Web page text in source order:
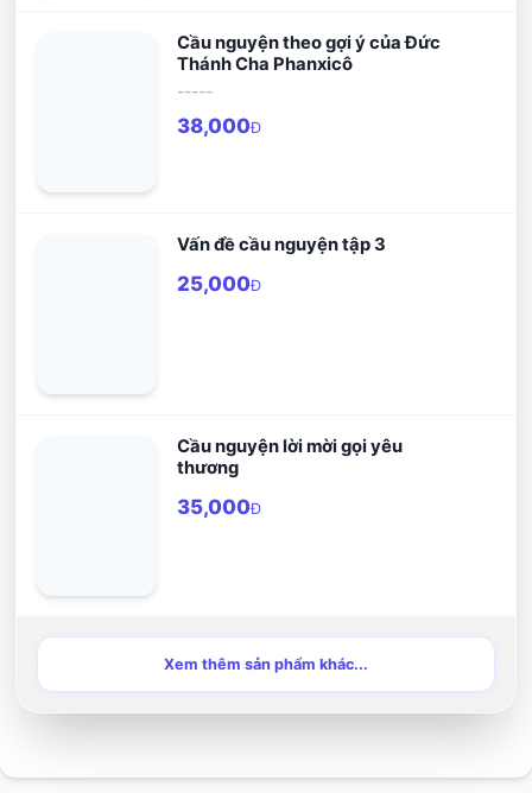
Cầu nguyện theo gợi ý của Đức
Thánh Cha Phanxicô
-----
38,000Đ
Vấn đề cầu nguyện tập 3
25,000Đ
Cầu nguyện lời mời gọi yêu
thương
35,000Đ
Xem thêm sản phẩm khác...